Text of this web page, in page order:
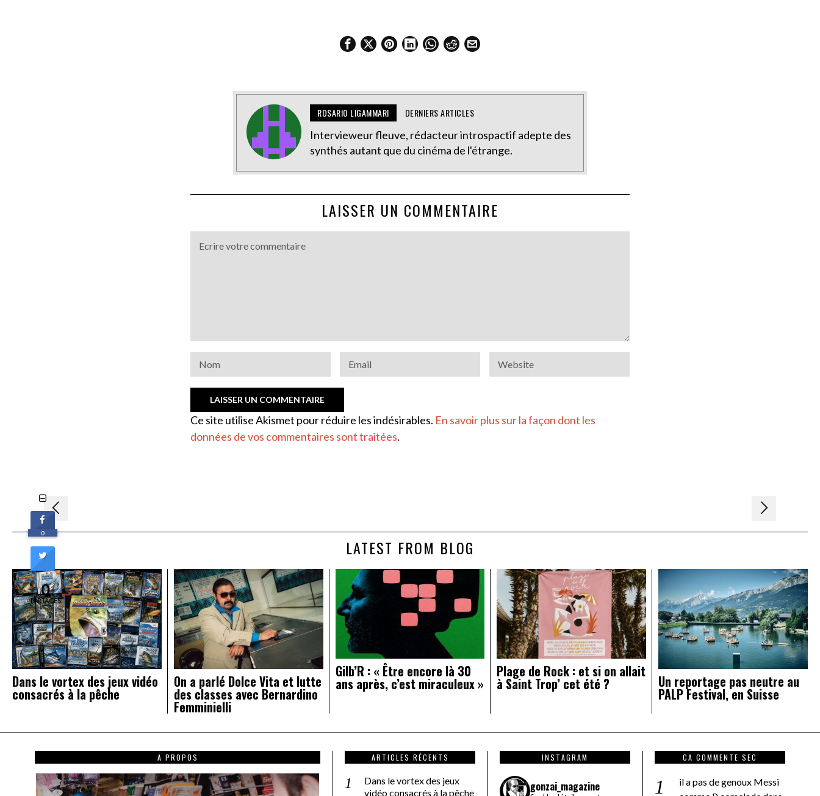
ROSARIO LIGAMMARI DERNIERS ARTICLES
Intervieweur fleuve, rédacteur introspactif adepte des
synthés autant que du cinéma de l'étrange.
LAISSER UN COMMENTAIRE
Ce site utilise Akismet pour réduire les indésirables. En savoir plus sur la façon dont les
données de vos commentaires sont traitées.
Navigation
de
l’article LATEST FROM BLOG
Dans le vortex des jeux vidéo
consacrés à la pêche
On a parlé Dolce Vita et lutte
des classes avec Bernardino
Femminielli
Gilb’R : « Être encore là 30
ans après, c’est miraculeux »
Plage de Rock : et si on allait
à Saint Trop’ cet été ? Un reportage pas neutre au
PALP Festival, en Suisse
A PROPOS ARTICLES RÉCENTS
Dans le vortex des jeux
vidéo consacrés à la pêche
INSTAGRAM
gonzai_magazine
CA COMMENTE SEC
il a pas de genoux Messi
0
0
PARTAGES